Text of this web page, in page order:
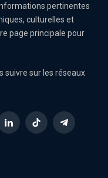
pertinentes
culturelles et
page principale pour
suivre sur les réseaux
LinkedInTikTok Telegram